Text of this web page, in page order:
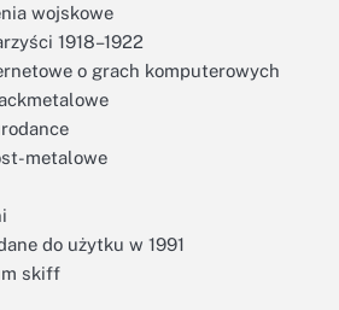
wojskowe
1918–1922
o grach komputerowych
metalowe
do użytku w 1991
skiff